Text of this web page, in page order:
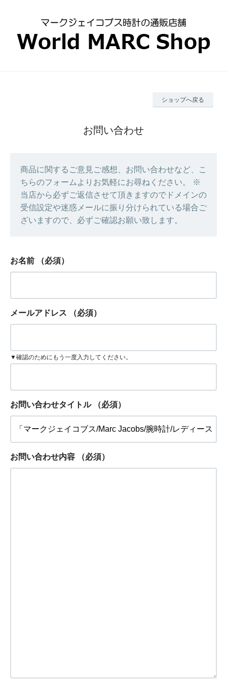
ショップへ戻る
お問い合わせ
商品に関するご意見ご感想、お問い合わせなど、こ
ちらのフォームよりお気軽にお尋ねください。 ※
当店から必ずご返信させて頂きますのでドメインの
受信設定や迷惑メールに振り分けられている場合ご
ざいますので、必ずご確認お願い致します。
お名前 （必須）
メールアドレス （必須）
▼確認のためにもう一度入力してください。
お問い合わせタイトル （必須）
お問い合わせ内容 （必須）